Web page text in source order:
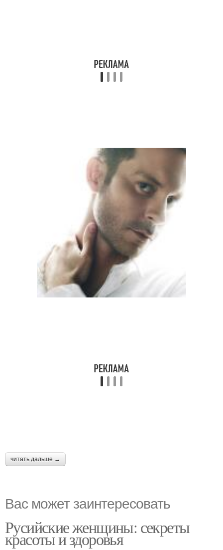
читать дальше →
Вас может заинтересовать
Русийские женщины: секреты
красоты и здоровья